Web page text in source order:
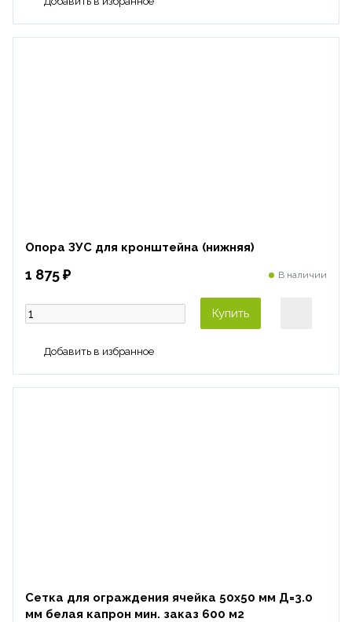
Опора ЗУС для кронштейна (нижняя)
1 875 ₽ В наличии
Купить
Сетка для ограждения ячейка 50х50 мм Д=3.0
мм белая капрон мин. заказ 600 м2